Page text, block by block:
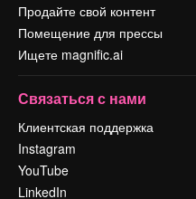
Продайте свой контент
Помещение для прессы
Ищете magnific.ai
Связаться с нами
Клиентская поддержка
Instagram
YouTube
LinkedIn